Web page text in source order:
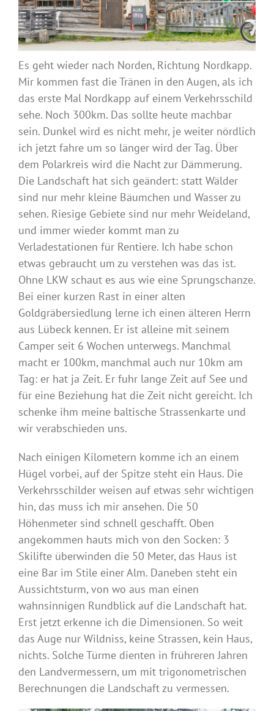
Es geht wieder nach Norden, Richtung Nordkapp.
Mir kommen fast die Tränen in den Augen, als ich
das erste Mal Nordkapp auf einem Verkehrsschild
sehe. Noch 300km. Das sollte heute machbar
sein. Dunkel wird es nicht mehr, je weiter nördlich
ich jetzt fahre um so länger wird der Tag. Über
dem Polarkreis wird die Nacht zur Dämmerung.
Die Landschaft hat sich geändert: statt Wälder
sind nur mehr kleine Bäumchen und Wasser zu
sehen. Riesige Gebiete sind nur mehr Weideland,
und immer wieder kommt man zu
Verladestationen für Rentiere. Ich habe schon
etwas gebraucht um zu verstehen was das ist.
Ohne LKW schaut es aus wie eine Sprungschanze.
Bei einer kurzen Rast in einer alten
Goldgräbersiedlung lerne ich einen älteren Herrn
aus Lübeck kennen. Er ist alleine mit seinem
Camper seit 6 Wochen unterwegs. Manchmal
macht er 100km, manchmal auch nur 10km am
Tag: er hat ja Zeit. Er fuhr lange Zeit auf See und
für eine Beziehung hat die Zeit nicht gereicht. Ich
schenke ihm meine baltische Strassenkarte und
wir verabschieden uns.
Nach einigen Kilometern komme ich an einem
Hügel vorbei, auf der Spitze steht ein Haus. Die
Verkehrsschilder weisen auf etwas sehr wichtigen
hin, das muss ich mir ansehen. Die 50
Höhenmeter sind schnell geschafft. Oben
angekommen hauts mich von den Socken: 3
Skilifte überwinden die 50 Meter, das Haus ist
eine Bar im Stile einer Alm. Daneben steht ein
Aussichtsturm, von wo aus man einen
wahnsinnigen Rundblick auf die Landschaft hat.
Erst jetzt erkenne ich die Dimensionen. So weit
das Auge nur Wildniss, keine Strassen, kein Haus,
nichts. Solche Türme dienten in frühreren Jahren
den Landvermessern, um mit trigonometrischen
Berechnungen die Landschaft zu vermessen.